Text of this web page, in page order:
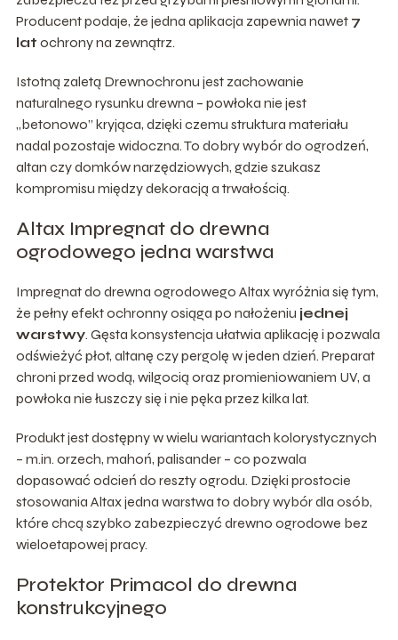
Producent podaje, że jedna aplikacja zapewnia nawet 7
lat ochrony na zewnątrz.
Istotną zaletą Drewnochronu jest zachowanie
naturalnego rysunku drewna – powłoka nie jest
„betonowo” kryjąca, dzięki czemu struktura materiału
nadal pozostaje widoczna. To dobry wybór do ogrodzeń,
altan czy domków narzędziowych, gdzie szukasz
kompromisu między dekoracją a trwałością.
Altax Impregnat do drewna
ogrodowego jedna warstwa
Impregnat do drewna ogrodowego Altax wyróżnia się tym,
że pełny efekt ochronny osiąga po nałożeniu jednej
warstwy. Gęsta konsystencja ułatwia aplikację i pozwala
odświeżyć płot, altanę czy pergolę w jeden dzień. Preparat
chroni przed wodą, wilgocią oraz promieniowaniem UV, a
powłoka nie łuszczy się i nie pęka przez kilka lat.
Produkt jest dostępny w wielu wariantach kolorystycznych
– m.in. orzech, mahoń, palisander – co pozwala
dopasować odcień do reszty ogrodu. Dzięki prostocie
stosowania Altax jedna warstwa to dobry wybór dla osób,
które chcą szybko zabezpieczyć drewno ogrodowe bez
wieloetapowej pracy.
Protektor Primacol do drewna
konstrukcyjnego